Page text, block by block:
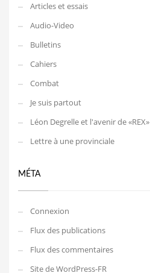
Articles et essais
Audio-Video
Bulletins
Cahiers
Combat
Je suis partout
Léon Degrelle et l'avenir de «REX»
Lettre à une provinciale
MÉTA
Connexion
Flux des publications
Flux des commentaires
Site de WordPress-FR